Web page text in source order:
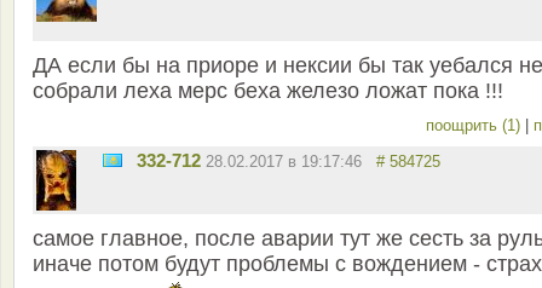
ДА если бы на приоре и нексии бы так уебался не
собрали леха мерс беха железо ложат пока !!!
поощрить (1)
332-712 28.02.2017 в 19:17:46 # 584725
самое главное, после аварии тут же сесть за
иначе потом будут проблемы с вождением -